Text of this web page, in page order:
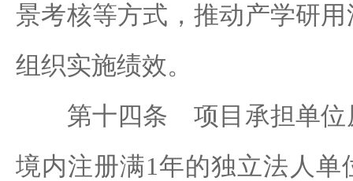
景考核等方式，推动产学研
组织实施绩效。
第十四条 项目承担单位
境内注册满1年的独立法人单